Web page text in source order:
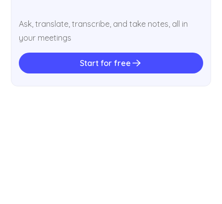
Ask, translate, transcribe, and take notes, all in
your meetings
Start for free